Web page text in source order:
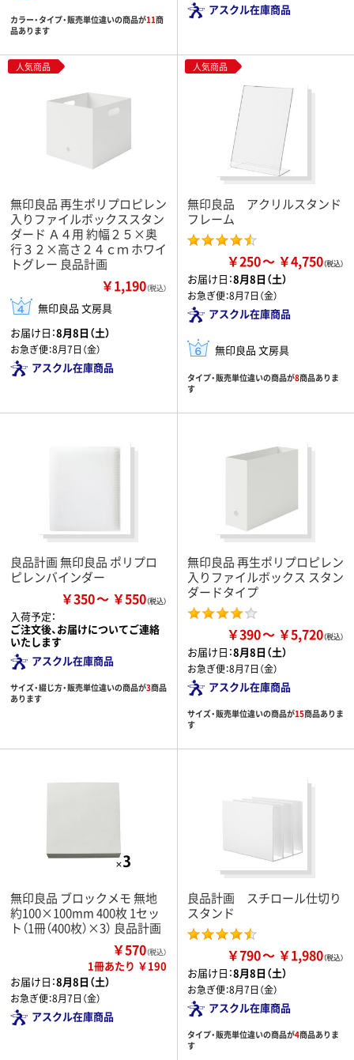
カラー・タイプ・販売単位違いの商品が11商
品あります
アスクル在庫商品
人気商品
無印良品 再生ポリプロピレン
入りファイルボックススタン
ダード Ａ４用 約幅２５×奥
行３２×高さ２４ｃｍ ホワイ
トグレー 良品計画
￥1,190（税込）
無印良品 文房具
お届け日：8月8日（土）
お急ぎ便：8月7日（金）
アスクル在庫商品
人気商品
無印良品 アクリルスタンド
フレーム
￥250 ￥4,750
お届け日：8月8日（土）
お急ぎ便：8月7日（金）
アスクル在庫商品
無印良品 文房具
タイプ・販売単位違いの商品が8商品ありま
す
良品計画 無印良品 ポリプロ
ピレンバインダー
￥350 ￥550
入荷予定：
ご注文後、お届けについてご連絡
いたします
アスクル在庫商品
サイズ・綴じ方・販売単位違いの商品が3商品
あります
無印良品 再生ポリプロピレン
入りファイルボックス スタン
ダードタイプ
￥390 ￥5,720
お届け日：8月8日（土）
お急ぎ便：8月7日（金）
アスクル在庫商品
サイズ・販売単位違いの商品が15商品ありま
す
無印良品 ブロックメモ 無地
約100×100mm 400枚 1セッ
ト（1冊（400枚）×3） 良品計画
￥570（税込）
1冊あたり ￥190
お届け日：8月8日（土）
お急ぎ便：8月7日（金）
アスクル在庫商品
良品計画 スチロール仕切り
スタンド
￥790 ￥1,980
お届け日：8月8日（土）
お急ぎ便：8月7日（金）
アスクル在庫商品
タイプ・販売単位違いの商品が4商品ありま
す